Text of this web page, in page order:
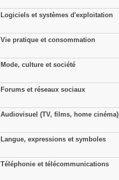
Logiciels et systèmes d'exploitation
Vie pratique et consommation
Mode, culture et société
Forums et réseaux sociaux
Audiovisuel (TV, films, home cinéma)
Langue, expressions et symboles
Téléphonie et télécommunications